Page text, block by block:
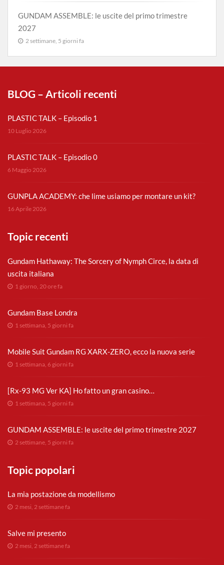
GUNDAM ASSEMBLE: le uscite del primo trimestre
2027
2 settimane, 5 giorni fa
BLOG – Articoli recenti
PLASTIC TALK – Episodio 1
10 Luglio 2026
PLASTIC TALK – Episodio 0
6 Maggio 2026
GUNPLA ACADEMY: che lime usiamo per montare un kit?
16 Aprile 2026
Topic recenti
Gundam Hathaway: The Sorcery of Nymph Circe, la data di
uscita italiana
1 giorno, 20 ore fa
Gundam Base Londra
1 settimana, 5 giorni fa
Mobile Suit Gundam RG XARX-ZERO, ecco la nuova serie
1 settimana, 6 giorni fa
[Rx-93 MG Ver KA] Ho fatto un gran casino…
1 settimana, 5 giorni fa
GUNDAM ASSEMBLE: le uscite del primo trimestre 2027
2 settimane, 5 giorni fa
Topic popolari
La mia postazione da modellismo
2 mesi, 2 settimane fa
Salve mi presento
2 mesi, 2 settimane fa